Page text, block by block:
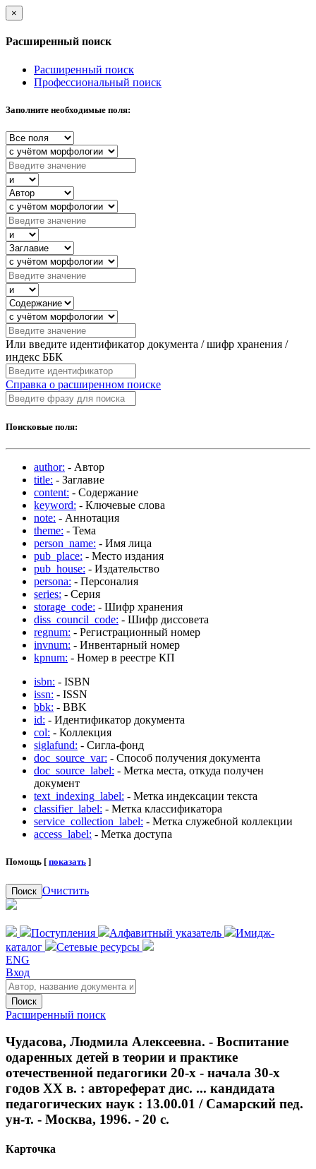
×
Расширенный поиск
Расширенный поиск
Профессиональный поиск
Заполните необходимые поля:
Или введите идентификатор документа / шифр хранения /
индекс ББК
Справка о расширенном поиске
Поисковые поля:
author: - Автор
title: - Заглавие
content: - Содержание
keyword: - Ключевые слова
note: - Аннотация
theme: - Тема
person_name: - Имя лица
pub_place: - Место издания
pub_house: - Издательство
persona: - Персоналия
series: - Серия
storage_code: - Шифр хранения
diss_council_code: - Шифр диссовета
regnum: - Регистрационный номер
invnum: - Инвентарный номер
kpnum: - Номер в реестре КП
isbn: - ISBN
issn: - ISSN
bbk: - BBK
id: - Идентификатор документа
col: - Коллекция
siglafund: - Сигла-фонд
doc_source_var: - Способ получения документа
doc_source_label: - Метка места, откуда получен
документ
text_indexing_label: - Метка индексации текста
classifier_label: - Метка классификатора
service_collection_label: - Метка служебной коллекции
access_label: - Метка доступа
Помощь [ показать ]
Поиск Очистить
Поступления Алфавитный указатель
Имидж-
каталог
Сетевые ресурсы
ENG
Вход
Поиск
Расширенный поиск
Чудасова, Людмила Алексеевна. - Воспитание
одаренных детей в теории и практике
отечественной педагогики 20-х - начала 30-х
годов XX в. : автореферат дис. ... кандидата
педагогических наук : 13.00.01 / Самарский пед.
ун-т. - Москва, 1996. - 20 с.
Карточка